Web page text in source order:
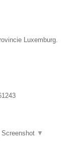
Luxemburg.
Screenshot ▼